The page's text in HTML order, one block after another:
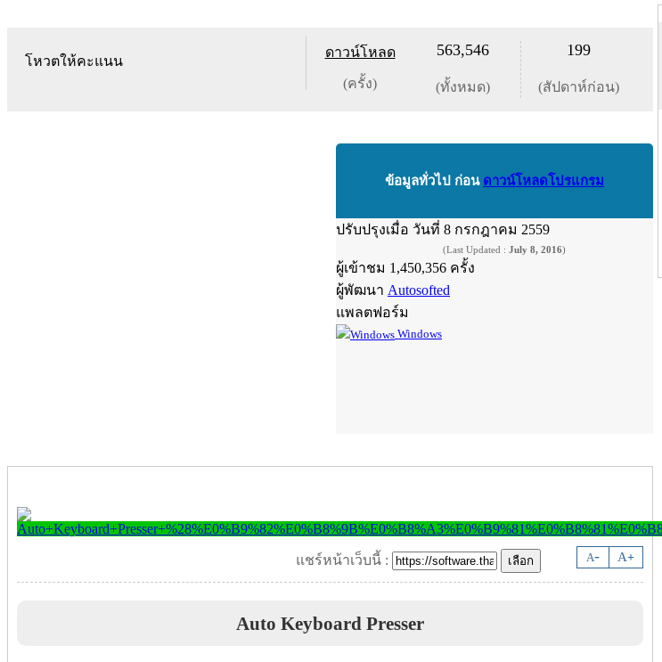
โหวตให้คะแนน
ดาวน์โหลด
(ครั้ง)
563,546
(ทั้งหมด)
199
(สัปดาห์ก่อน)
ข้อมูลทั่วไป ก่อน ดาวน์โหลดโปรแกรม
ปรับปรุงเมื่อ วันที่ 8 กรกฎาคม 2559
(Last Updated : July 8, 2016)
ผู้เข้าชม 1,450,356 ครั้ง
ผู้พัฒนา Autosofted
แพลตฟอร์ม
Windows
A- A+
แชร์หน้าเว็บนี้ :
​Auto Keyboard Presser